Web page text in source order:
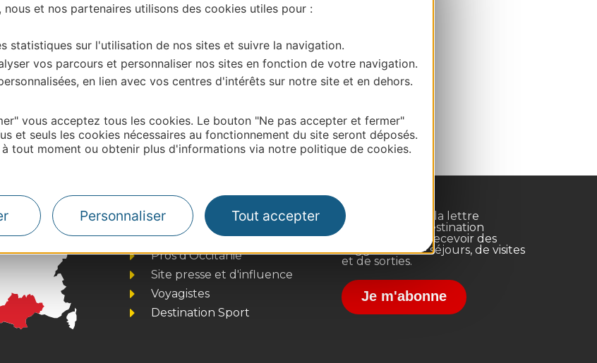
et nos partenaires utilisons des cookies utiles pour :
statistiques sur l'utilisation de nos sites et suivre la navigation.
vos parcours et personnaliser nos sites en fonction de votre navigation.
en lien avec vos centres d'intérêts sur notre site et en dehors.
vous acceptez tous les cookies. Le bouton "Ne pas accepter et fermer"
et seuls les cookies nécessaires au fonctionnement du site seront déposés.
tout moment ou obtenir plus d'informations via notre politique de cookies.
Personnaliser Tout accepter
de cette activité?
– Garonne Tourisme: :
Thermalisme
Business/Mice
Pros d'Occitanie
Site presse et d'influence
Voyagistes
Destination Sport
Inscrivez-vous à la lettre
d'information Destination
Occitanie pour recevoir des
suggestions de séjours, de visites
et de sorties.
Je m'abonne